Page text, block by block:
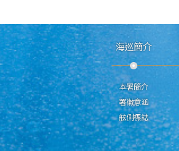
海巡簡介
本署簡介
署徽意涵
舷側標誌